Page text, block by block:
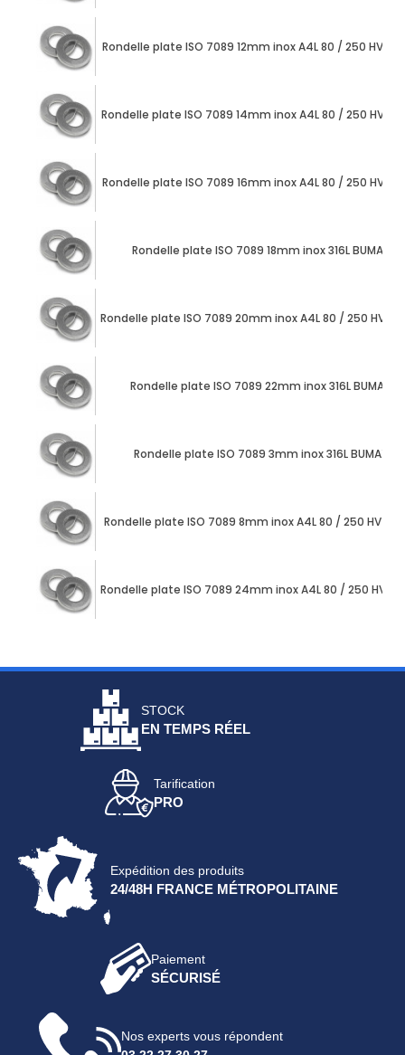
Rondelle plate ISO 7089 12mm inox A4L 80 / 250 HV
Rondelle plate ISO 7089 14mm inox A4L 80 / 250 HV
Rondelle plate ISO 7089 16mm inox A4L 80 / 250 HV
Rondelle plate ISO 7089 18mm inox 316L BUMAX
Rondelle plate ISO 7089 20mm inox A4L 80 / 250 HV
Rondelle plate ISO 7089 22mm inox 316L BUMAX
Rondelle plate ISO 7089 3mm inox 316L BUMAX
Rondelle plate ISO 7089 8mm inox A4L 80 / 250 HV
Rondelle plate ISO 7089 24mm inox A4L 80 / 250 HV
STOCK
EN TEMPS RÉEL
Tarification
PRO
Expédition des produits
24/48H FRANCE MÉTROPOLITAINE
Paiement
SÉCURISÉ
Nos experts vous répondent